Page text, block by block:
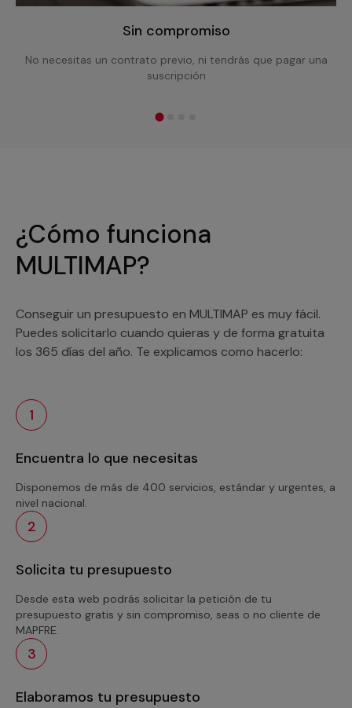
Sin compromiso
No necesitas un contrato previo, ni tendrás que pagar una
suscripción
¿Cómo funciona
MULTIMAP?
Conseguir un presupuesto en MULTIMAP es muy fácil.
Puedes solicitarlo cuando quieras y de forma gratuita
los 365 días del año. Te explicamos como hacerlo:
1
Encuentra lo que necesitas
Disponemos de más de 400 servicios, estándar y urgentes, a
nivel nacional.
2
Solicita tu presupuesto
Desde esta web podrás solicitar la petición de tu
presupuesto gratis y sin compromiso, seas o no cliente de
MAPFRE.
3
Elaboramos tu presupuesto